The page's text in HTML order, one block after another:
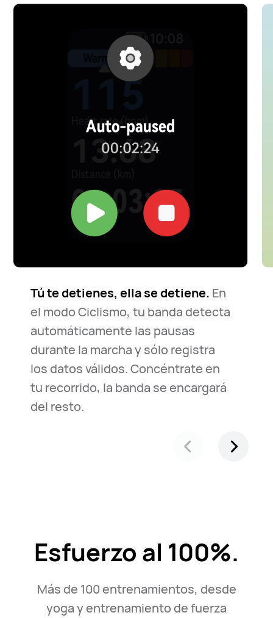
Tú te detienes, ella se detiene. En
el modo Ciclismo, tu banda detecta
automáticamente las pausas
durante la marcha y sólo registra
los datos válidos. Concéntrate en
tu recorrido, la banda se encargará
del resto.
Esfuerzo al 100%.
Más de 100 entrenamientos, desde
yoga y entrenamiento de fuerza